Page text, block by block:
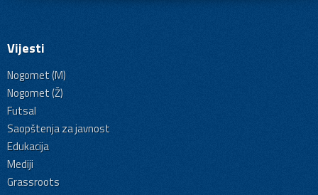
Vijesti
Nogomet (M)
Nogomet (Ž)
Futsal
Saopštenja za javnost
Edukacija
Mediji
Grassroots